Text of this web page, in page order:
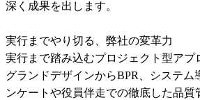
深く成果を出します。
実行までやり切る、弊社の変革力
実行まで踏み込むプロジェクト型アプ
グランドデザインからBPR、システム
ンケートや役員伴走での徹底した品